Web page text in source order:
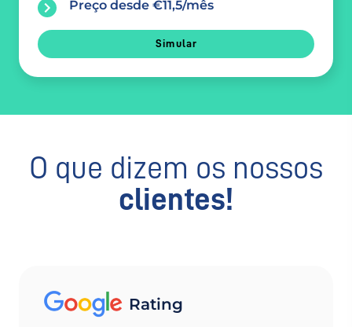
Preço desde €11,5/mês
Simular
O que dizem os nossos
clientes!
Rating